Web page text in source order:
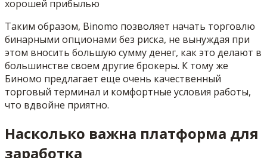
Таким образом, Binomo позволяет начать торговлю
бинарными опционами без риска, не вынуждая при
этом вносить большую сумму денег, как это делают в
большинстве своем другие брокеры. К тому же
Биномо предлагает еще очень качественный
торговый терминал и комфортные условия работы,
что вдвойне приятно.
Насколько важна платформа для
заработка